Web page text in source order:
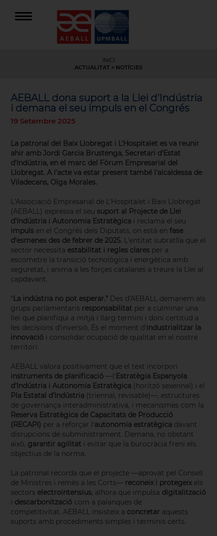
INICI
ACTUALITAT > NOTÍCIES
AEBALL dona suport a la Llei d'Indústria
i demana el seu impuls en el Congrés
19 Setembre 2025
La patronal del Baix Llobregat i L’Hospitalet es va reunir
ahir amb Jordi Garcia Brustenga, Secretari d'Estat
d'Indústria, en el marc del Fòrum Empresarial del
Llobregat. A l'acte va estar present també l'alcaldessa de
Viladecans, Olga Morales.
L'Associació Empresarial de L’Hospitalet i Baix Llobregat
(AEBALL) expressa el seu suport al Projecte de Llei
d'Indústria i Autonomia Estratègica i reclama el seu
impulsen el Congrés dels Diputats, on està en fase
d'esmenes des de febrer de 2025. L'entitat subratlla que el
sector necessita estabilitat i regles claresper a
escometre la transició tecnològica i energètica amb
seguretat, i anima a les forçes catalanes a treure la Llei al
capdavant.
“ La indústria no pot esperar.”Des d'AEBALL demanem als
grups parlamentaris responsabilitat per a culminar una
llei que planifiqui a mitjà i llarg termini i doni certitud a
les decisions d'inversió. És el moment d'industrialitzar la
innovaciói consolidar ocupació de qualitat en el nostre
territori.
AEBALL valora positivament que el text incorpori
instruments de planificació—l' Estratègia Espanyola
d'Indústria i Autonomia Estratègica (horitzó sexennal) i el
Pla Estatal d'Indústria (triennal, revisable)—, estructures
de governança interadministrativa, i mecanismes com la
Reserva Estratègica de Capacitats de Producció
(RECAPI) per a reforçar l'autonomia estratègica davant
disrupcions de subministrament. Demana, no obstant
això, garantir agilitat i evitar que la burocràcia freni els
objectius de la norma.
La patronal recorda que el projecte —aprovat pel Consell
de Ministres i remès a les Corts— reconeix i protegeixels
sectors electrointensius, alhora que impulsa digitalització
i descarbonitzaciócom a palanques de
competitivitat. AEBALL insisteix a concretar aquests
suports amb procediments simples i terminis certs.